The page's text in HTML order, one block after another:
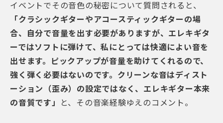
イベントでその音色の秘密について質問されると、
「クラシックギターやアコースティックギターの場
合、自分で音量を出す必要がありますが、エレキギタ
ーではソフトに弾けて、私にとっては快適によい音を
出せます。ピックアップが音量を助けてくれるので、
強く弾く必要はないのです。クリーンな音はディスト
ーション（歪み）の設定ではなく、エレキギター本来
の音質です」
と、その音楽経験ゆえのコメント。